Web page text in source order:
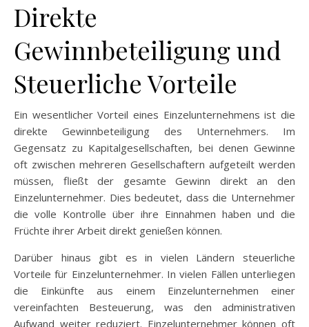
Direkte
Gewinnbeteiligung und
Steuerliche Vorteile
Ein wesentlicher Vorteil eines Einzelunternehmens ist die
direkte Gewinnbeteiligung des Unternehmers. Im
Gegensatz zu Kapitalgesellschaften, bei denen Gewinne
oft zwischen mehreren Gesellschaftern aufgeteilt werden
müssen, fließt der gesamte Gewinn direkt an den
Einzelunternehmer. Dies bedeutet, dass die Unternehmer
die volle Kontrolle über ihre Einnahmen haben und die
Früchte ihrer Arbeit direkt genießen können.
Darüber hinaus gibt es in vielen Ländern steuerliche
Vorteile für Einzelunternehmer. In vielen Fällen unterliegen
die Einkünfte aus einem Einzelunternehmen einer
vereinfachten Besteuerung, was den administrativen
Aufwand weiter reduziert. Einzelunternehmer können oft